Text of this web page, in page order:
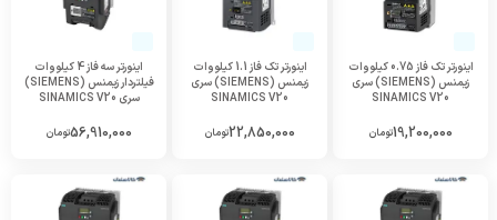
اینورتر تک فاز 0.75 کیلووات
زیمنس (SIEMENS) سری
SINAMICS V20
19,200,000تومان
اینورتر تک فاز 1.1 کیلووات
زیمنس (SIEMENS) سری
SINAMICS V20
22,850,000تومان
اینورتر سه فاز 4 کیلووات
فیلتردار زیمنس (SIEMENS)
سری SINAMICS V20
56,910,000تومان